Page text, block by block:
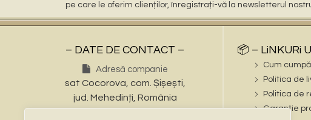
pe care le oferim clienților, înregistrați-vă la newsletterul
– DATE DE CONTACT –
Adresă companie
sat Cocorova, com. Șișești,
jud. Mehedinți, România
📦 – LiNKURi
Cum
Politica de
Politica de
Garanție